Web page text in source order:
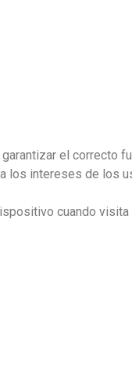
el correcto
los intereses de los
cuando visita